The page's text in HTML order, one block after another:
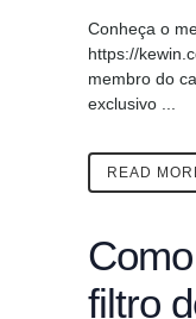
Conheça o
https://
membro do
exclusivo ...
READ
filtro